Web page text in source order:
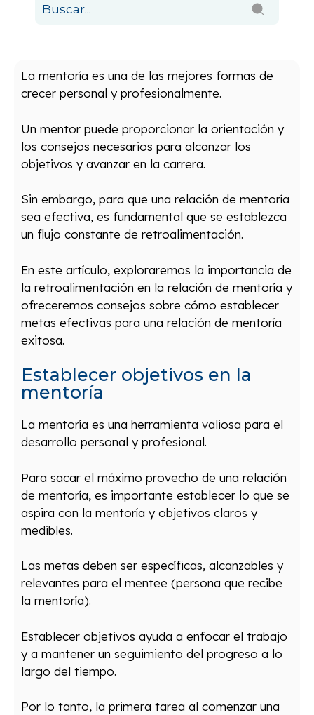
La mentoría es una de las mejores formas de
crecer personal y profesionalmente.
Un mentor puede proporcionar la orientación y
los consejos necesarios para alcanzar los
objetivos y avanzar en la carrera.
Sin embargo, para que una relación de mentoría
sea efectiva, es fundamental que se establezca
un flujo constante de retroalimentación.
En este artículo, exploraremos la importancia de
la retroalimentación en la relación de mentoría y
ofreceremos consejos sobre cómo establecer
metas efectivas para una relación de mentoría
exitosa.
Establecer objetivos en la
mentoría
La mentoría es una herramienta valiosa para el
desarrollo personal y profesional.
Para sacar el máximo provecho de una relación
de mentoría, es importante establecer lo que se
aspira con la mentoría y objetivos claros y
medibles.
Las metas deben ser específicas, alcanzables y
relevantes para el mentee (persona que recibe
la mentoría).
Establecer objetivos ayuda a enfocar el trabajo
y a mantener un seguimiento del progreso a lo
largo del tiempo.
Por lo tanto, la primera tarea al comenzar una